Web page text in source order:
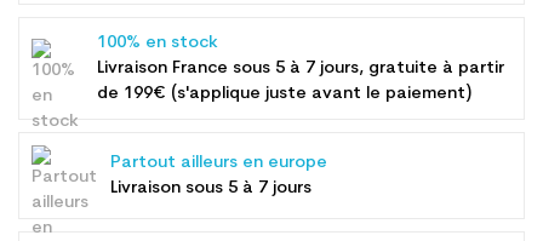
100% en stock
Livraison France sous 5 à 7 jours, gratuite à partir
de 199€ (s'applique juste avant le paiement)
Partout ailleurs en europe
Livraison sous 5 à 7 jours